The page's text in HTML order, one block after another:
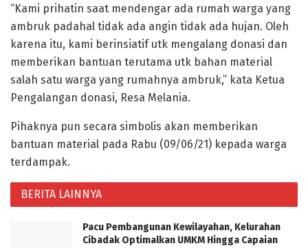
“Kami prihatin saat mendengar ada rumah warga yang
ambruk padahal tidak ada angin tidak ada hujan. Oleh
karena itu, kami berinsiatif utk mengalang donasi dan
memberikan bantuan terutama utk bahan material
salah satu warga yang rumahnya ambruk,” kata Ketua
Pengalangan donasi, Resa Melania.
Pihaknya pun secara simbolis akan memberikan
bantuan material pada Rabu (09/06/21) kepada warga
terdampak.
BERITA LAINNYA
Pacu Pembangunan Kewilayahan, Kelurahan
Cibadak Optimalkan UMKM Hingga Capaian